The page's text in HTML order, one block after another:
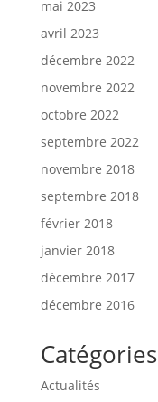
mai 2023
avril 2023
décembre 2022
novembre 2022
octobre 2022
septembre 2022
novembre 2018
septembre 2018
février 2018
janvier 2018
décembre 2017
décembre 2016
Catégories
Actualités